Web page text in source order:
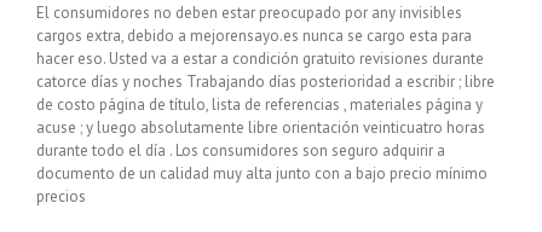
El consumidores no deben estar preocupado por any invisibles
cargos extra, debido a mejorensayo.es nunca se cargo esta para
hacer eso. Usted va a estar a condición gratuito revisiones durante
catorce días y noches Trabajando días posterioridad a escribir ; libre
de costo página de título, lista de referencias , materiales página y
acuse ; y luego absolutamente libre orientación veinticuatro horas
durante todo el día . Los consumidores son seguro adquirir a
documento de un calidad muy alta junto con a bajo precio mínimo
precios